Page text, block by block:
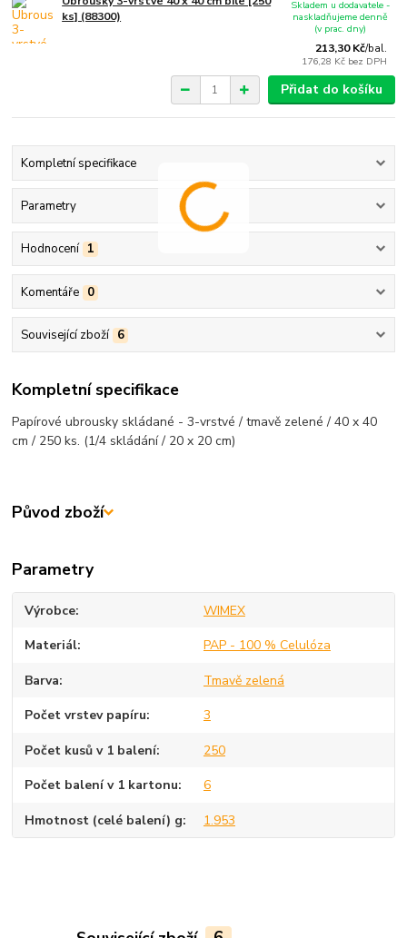
ks] (88300)
213,30 Kč/bal.
176,28 Kč bez DPH
Skladem u dodavatele -
naskladňujeme denně
(v prac. dny)
Přidat do košíku
Kompletní specifikace
Parametry
Hodnocení 1
Komentáře 0
Související zboží 6
Kompletní specifikace
Papírové ubrousky skládané - 3-vrstvé / tmavě zelené / 40 x 40
cm / 250 ks. (1/4 skládání / 20 x 20 cm)
Původ zboží
Parametry
Výrobce WIMEX
Materiál PAP - 100 % Celulóza
Barva Tmavě zelená
Počet vrstev papíru 3
Počet kusů v 1 balení 250
Počet balení v 1 kartonu 6
Hmotnost (celé balení) g 1.953